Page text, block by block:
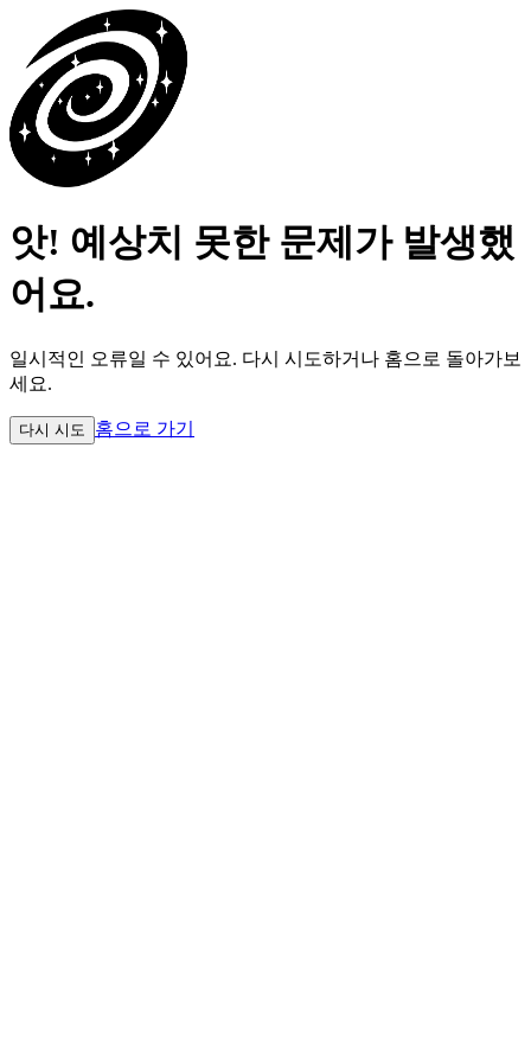
앗! 예상치 못한 문제가 발생했
어요.
일시적인 오류일 수 있어요. 다시 시도하거나 홈으로 돌아가보
세요.
다시 시도 홈으로 가기